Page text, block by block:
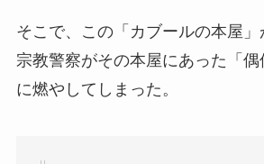
そこで、この「カブールの本屋」
宗教警察がその本屋にあった「偶
に燃やしてしまった。